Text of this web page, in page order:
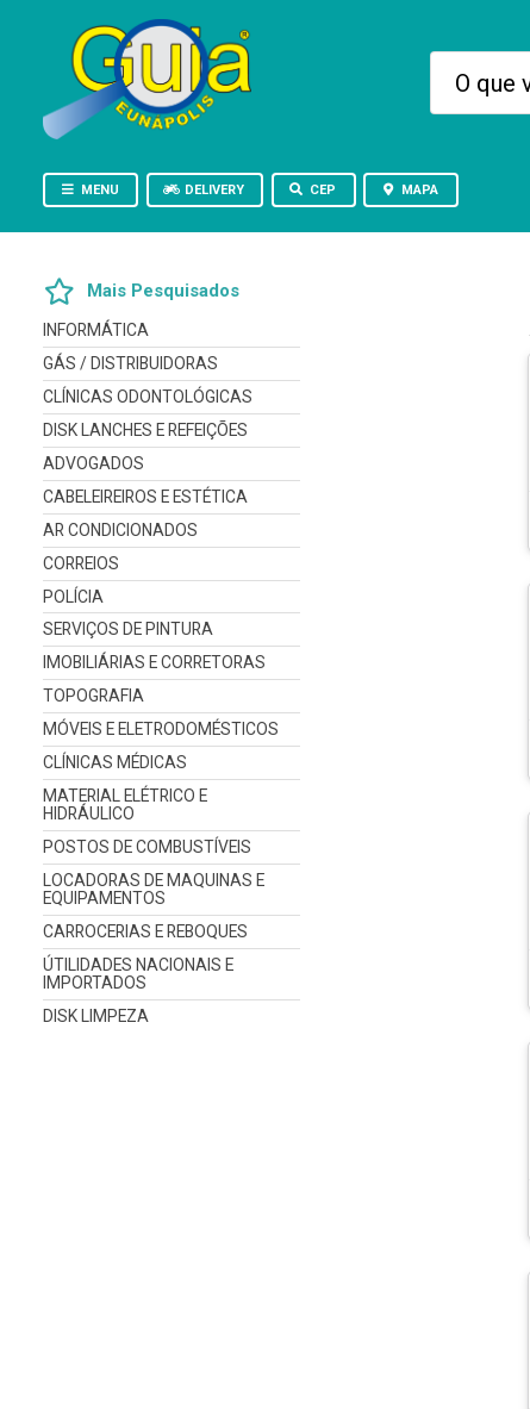
MENU DELIVERY CEP MAPA
Mais Pesquisados
INFORMÁTICA
GÁS / DISTRIBUIDORAS
CLÍNICAS ODONTOLÓGICAS
DISK LANCHES E REFEIÇÕES
ADVOGADOS
CABELEIREIROS E ESTÉTICA
AR CONDICIONADOS
CORREIOS
POLÍCIA
SERVIÇOS DE PINTURA
IMOBILIÁRIAS E CORRETORAS
TOPOGRAFIA
MÓVEIS E ELETRODOMÉSTICOS
CLÍNICAS MÉDICAS
MATERIAL ELÉTRICO E
HIDRÁULICO
POSTOS DE COMBUSTÍVEIS
LOCADORAS DE MAQUINAS E
EQUIPAMENTOS
CARROCERIAS E REBOQUES
ÚTILIDADES NACIONAIS E
IMPORTADOS
DISK LIMPEZA